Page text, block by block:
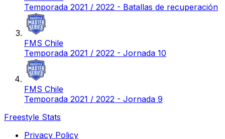
Temporada 2021 / 2022 - Batallas de recuperación
FMS Chile
Temporada 2021 / 2022 - Jornada 10
FMS Chile
Temporada 2021 / 2022 - Jornada 9
Freestyle Stats
Privacy Policy